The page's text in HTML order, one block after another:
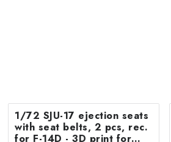
1/72 SJU-17 ejection seats
with seat belts, 2 pcs, rec.
for F-14D - 3D print for